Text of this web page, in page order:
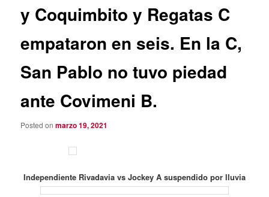
y Coquimbito y Regatas C
empataron en seis. En la C,
San Pablo no tuvo piedad
ante Covimeni B.
Posted onmarzo 19, 2021
Independiente Rivadavia vs Jockey A suspendido por lluvia